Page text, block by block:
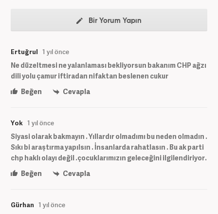
Bir Yorum Yapın
Ertuğrul 1 yıl önce
Ne düzeltmesi ne yalanlaması bekliyorsun bakanım CHP ağzı
dili yolu çamur iftiradan nifaktan beslenen cukur
Beğen
Cevapla
Yok 1 yıl önce
Siyasi olarak bakmayın . Yıllardır olmadımı bu neden olmadın .
Sıkı bi araştırma yapılsın . İnsanlarda rahatlasın . Bu ak parti
chp haklı olayı değil .çocuklarımızın geleceğini ilgilendiriyor.
Beğen
Cevapla
Gürhan 1 yıl önce